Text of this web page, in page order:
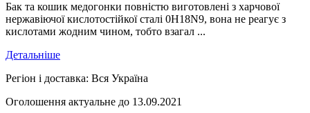
Бак та кошик медогонки повністю виготовлені з харчової
нержавіючої кислотостійкої сталі 0H18N9, вона не реагує з
кислотами жодним чином, тобто взагал ...
Детальніше
Регіон і доставка: Вся Україна
Оголошення актуальне до 13.09.2021